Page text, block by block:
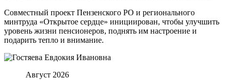
Совместный проект Пензенского РО и регионального
минтруда «Открытое сердце» инициирован, чтобы улучшить
уровень жизни пенсионеров, поднять им настроение и
подарить тепло и внимание.
Август 2026